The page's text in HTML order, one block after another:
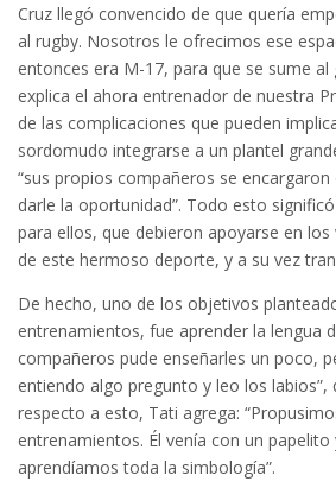
Cruz llegó convencido de que quería
al rugby. Nosotros le ofrecimos ese
entonces era M-17, para que se sume al
explica el ahora entrenador de nuestra
de las complicaciones que pueden
sordomudo integrarse a un plantel
“sus propios compañeros se
darle la oportunidad”. Todo esto
para ellos, que debieron apoyarse en
de este hermoso deporte, y a su vez
De hecho, uno de los objetivos
entrenamientos, fue aprender la lengua
compañeros pude enseñarles un poco,
entiendo algo pregunto y leo los labios”,
respecto a esto, Tati agrega:
entrenamientos. Él venía con un
aprendíamos toda la simbología”.